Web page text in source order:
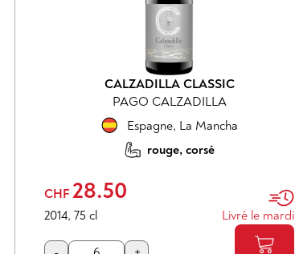
CALZADILLA CLASSIC
PAGO CALZADILLA
Espagne, La Mancha
rouge, corsé
CHF 28.50
2014, 75 cl Livré le mardi